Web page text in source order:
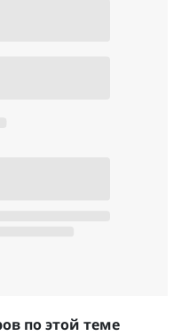
по этой теме